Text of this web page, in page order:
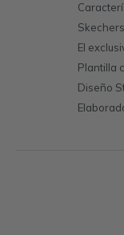
El
Plantilla
Diseño